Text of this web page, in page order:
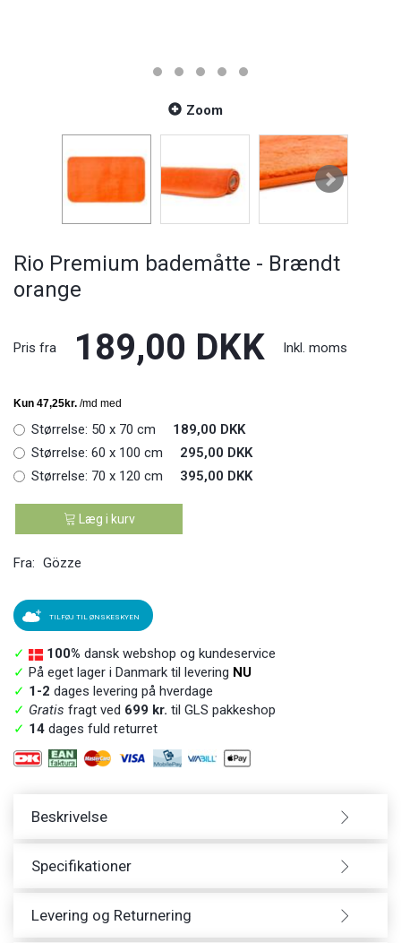
Zoom
Rio Premium bademåtte - Brændt
orange
Pris fra 189,00 DKK Inkl. moms
Størrelse: 50 x 70 cm
189,00 DKK
Størrelse: 60 x 100 cm
295,00 DKK
Størrelse: 70 x 120 cm 395,00 DKK
Læg i kurv
Fra: Gözze
TILFØJ TIL ØNSKESKYEN
✓ 100% dansk webshop og kundeservice
✓ På eget lager i Danmark til levering NU
✓ 1-2 dages levering på hverdage
✓ Gratis fragt ved 699 kr. til GLS pakkeshop
✓ 14 dages fuld returret
Beskrivelse
Specifikationer
Levering og Returnering